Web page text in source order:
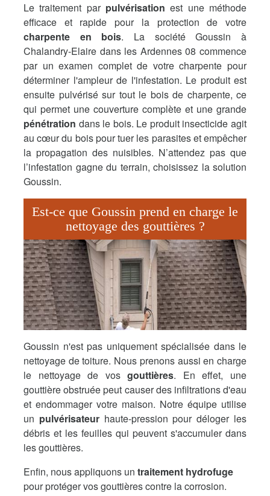
Le traitement par pulvérisation est une méthode
efficace et rapide pour la protection de votre
charpente en bois. La société Goussin à
Chalandry-Elaire dans les Ardennes 08 commence
par un examen complet de votre charpente pour
déterminer l'ampleur de l'infestation. Le produit est
ensuite pulvérisé sur tout le bois de charpente, ce
qui permet une couverture complète et une grande
pénétration dans le bois. Le produit insecticide agit
au cœur du bois pour tuer les parasites et empêcher
la propagation des nuisibles. N’attendez pas que
l’infestation gagne du terrain, choisissez la solution
Goussin.
Est-ce que Goussin prend en charge le
nettoyage des gouttières ?
Goussin n'est pas uniquement spécialisée dans le
nettoyage de toiture. Nous prenons aussi en charge
le nettoyage de vosgouttières. En effet, une
gouttière obstruée peut causer des infiltrations d'eau
et endommager votre maison. Notre équipe utilise
un pulvérisateurhaute-pression pour déloger les
débris et les feuilles qui peuvent s'accumuler dans
les gouttières.
Enfin, nous appliquons un traitement hydrofuge
pour protéger vos gouttières contre la corrosion.